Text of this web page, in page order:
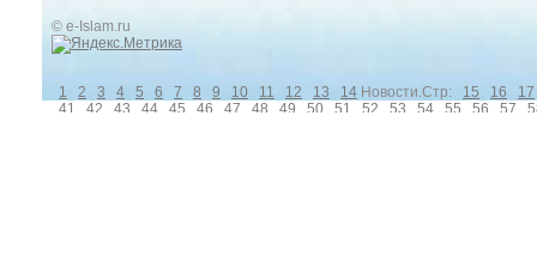
© e-Islam.ru
1 2 3 4 5 6 7 8 9 10 11 12 13 14 Новости.Стр: 15 16
17
41
42 43 44 45 46 47 48 49 50 51 52 53 54 55 56 57